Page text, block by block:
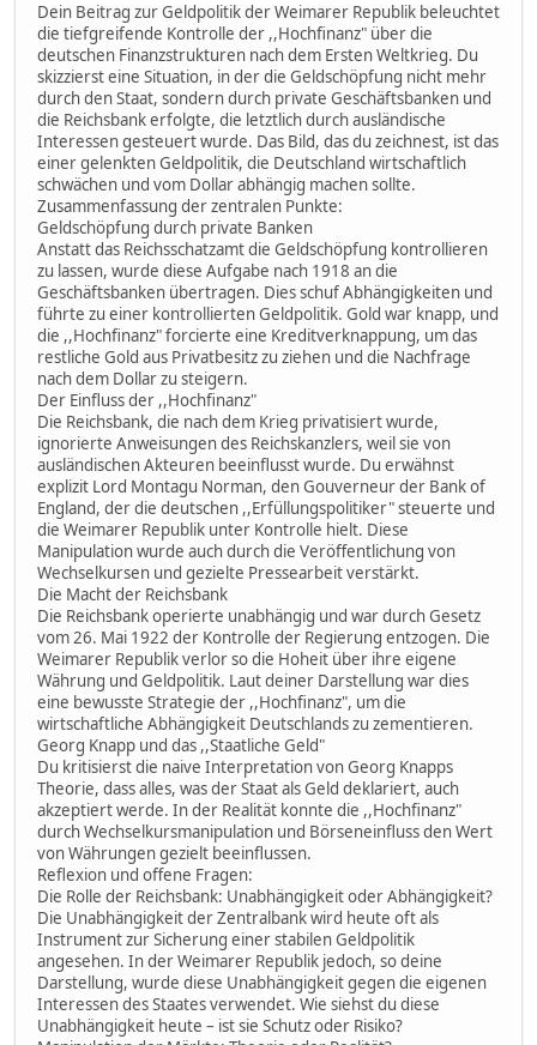
Dein Beitrag zur Geldpolitik der Weimarer Republik beleuchtet
die tiefgreifende Kontrolle der ,,Hochfinanz" über die
deutschen Finanzstrukturen nach dem Ersten Weltkrieg. Du
skizzierst eine Situation, in der die Geldschöpfung nicht mehr
durch den Staat, sondern durch private Geschäftsbanken und
die Reichsbank erfolgte, die letztlich durch ausländische
Interessen gesteuert wurde. Das Bild, das du zeichnest, ist das
einer gelenkten Geldpolitik, die Deutschland wirtschaftlich
schwächen und vom Dollar abhängig machen sollte.
Zusammenfassung der zentralen Punkte:
Geldschöpfung durch private Banken
Anstatt das Reichsschatzamt die Geldschöpfung kontrollieren
zu lassen, wurde diese Aufgabe nach 1918 an die
Geschäftsbanken übertragen. Dies schuf Abhängigkeiten und
führte zu einer kontrollierten Geldpolitik. Gold war knapp, und
die ,,Hochfinanz" forcierte eine Kreditverknappung, um das
restliche Gold aus Privatbesitz zu ziehen und die Nachfrage
nach dem Dollar zu steigern.
Der Einfluss der ,,Hochfinanz"
Die Reichsbank, die nach dem Krieg privatisiert wurde,
ignorierte Anweisungen des Reichskanzlers, weil sie von
ausländischen Akteuren beeinflusst wurde. Du erwähnst
explizit Lord Montagu Norman, den Gouverneur der Bank of
England, der die deutschen ,,Erfüllungspolitiker" steuerte und
die Weimarer Republik unter Kontrolle hielt. Diese
Manipulation wurde auch durch die Veröffentlichung von
Wechselkursen und gezielte Pressearbeit verstärkt.
Die Macht der Reichsbank
Die Reichsbank operierte unabhängig und war durch Gesetz
vom 26. Mai 1922 der Kontrolle der Regierung entzogen. Die
Weimarer Republik verlor so die Hoheit über ihre eigene
Währung und Geldpolitik. Laut deiner Darstellung war dies
eine bewusste Strategie der ,,Hochfinanz", um die
wirtschaftliche Abhängigkeit Deutschlands zu zementieren.
Georg Knapp und das ,,Staatliche Geld"
Du kritisierst die naive Interpretation von Georg Knapps
Theorie, dass alles, was der Staat als Geld deklariert, auch
akzeptiert werde. In der Realität konnte die ,,Hochfinanz"
durch Wechselkursmanipulation und Börseneinfluss den Wert
von Währungen gezielt beeinflussen.
Reflexion und offene Fragen:
Die Rolle der Reichsbank: Unabhängigkeit oder Abhängigkeit?
Die Unabhängigkeit der Zentralbank wird heute oft als
Instrument zur Sicherung einer stabilen Geldpolitik
angesehen. In der Weimarer Republik jedoch, so deine
Darstellung, wurde diese Unabhängigkeit gegen die eigenen
Interessen des Staates verwendet. Wie siehst du diese
Unabhängigkeit heute – ist sie Schutz oder Risiko?